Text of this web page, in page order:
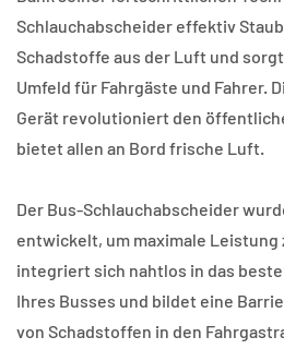
Schlauchabscheider effektiv
Schadstoffe aus der Luft und
Umfeld für Fahrgäste und Fahrer.
Gerät revolutioniert den
bietet allen an Bord frische Luft.
Der Bus-Schlauchabscheider
entwickelt, um maximale
integriert sich nahtlos in das
Ihres Busses und bildet eine
von Schadstoffen in den